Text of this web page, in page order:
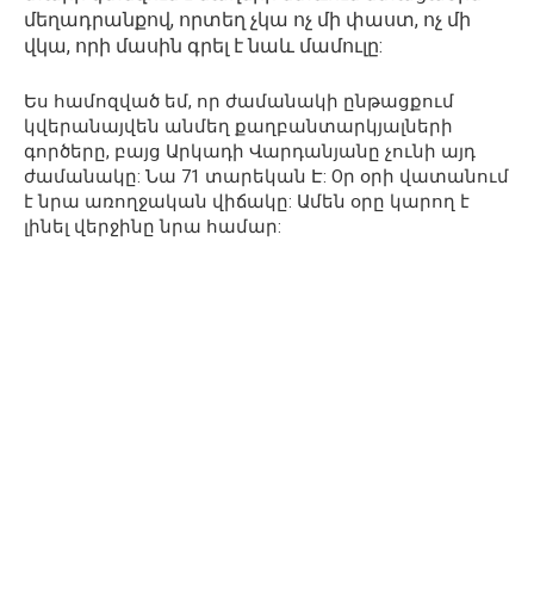
մեղադրանքով, որտեղ չկա ոչ մի փաստ, ոչ մի
վկա, որի մասին գրել է նաև մամուլը:
Ես համոզված եմ, որ ժամանակի ընթացքում
կվերանայվեն անմեղ քաղբանտարկյալների
գործերը, բայց Արկադի Վարդանյանը չունի այդ
ժամանակը: Նա 71 տարեկան Է: Оր օրի վատանում
է նրա առողջական վիճակը: Ամեն օրը կարող է
լինել վերջինը նրա համար: